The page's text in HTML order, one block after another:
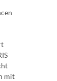
mit